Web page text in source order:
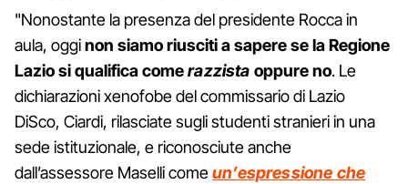
"Nonostante la presenza del presidente Rocca in
aula, ogginon siamo riusciti a sapere se la Regione
Lazio si qualifica comerazzista oppure no. Le
dichiarazioni xenofobe del commissario di Lazio
DiSco, Ciardi, rilasciate sugli studenti stranieri in una
sede istituzionale, e riconosciute anche
dall’assessore Maselli comeun’espressione che